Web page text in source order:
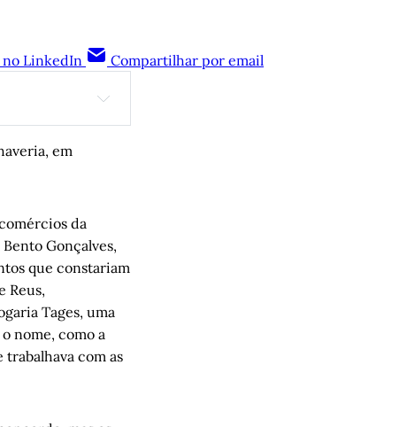
LinkedIn Compartilhar por email
Arthur de Faria,
em
da
Gonçalves,
que constariam
Reus,
Tages, uma
nome, como a
com as